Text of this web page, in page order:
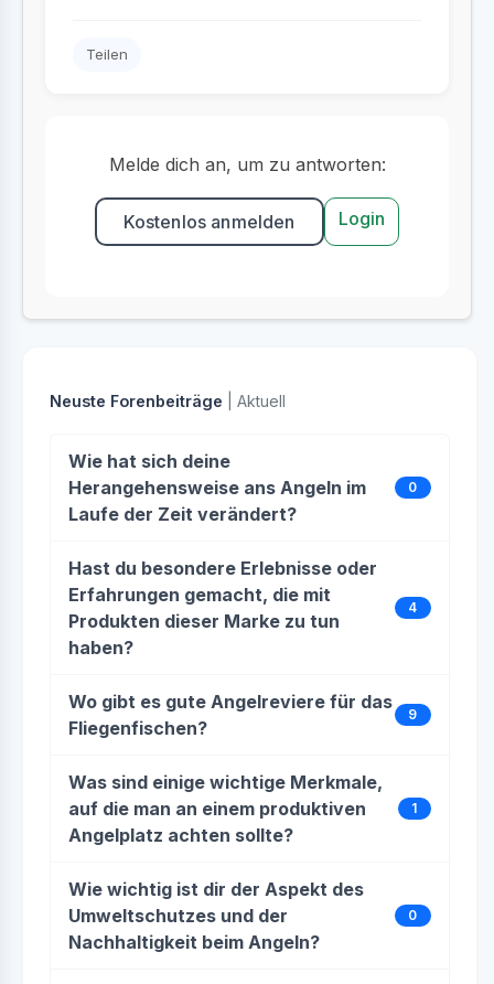
Teilen
Melde dich an, um zu antworten:
Kostenlos anmelden Login
Neuste Forenbeiträge | Aktuell
Wie hat sich deine
Herangehensweise ans Angeln im
Laufe der Zeit verändert?
0
Hast du besondere Erlebnisse oder
Erfahrungen gemacht, die mit
Produkten dieser Marke zu tun
haben?
4
Wo gibt es gute Angelreviere für das
Fliegenfischen?
9
Was sind einige wichtige Merkmale,
auf die man an einem produktiven
Angelplatz achten sollte?
1
Wie wichtig ist dir der Aspekt des
Umweltschutzes und der
Nachhaltigkeit beim Angeln?
0